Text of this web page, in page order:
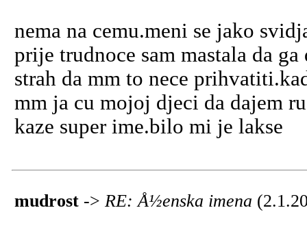
nema na cemu.meni se jako
prije trudnoce sam mastala da
strah da mm to nece
mm ja cu mojoj djeci da dajem
kaze super ime.bilo mi je lakse
mudrost -> RE: Å½enska imena